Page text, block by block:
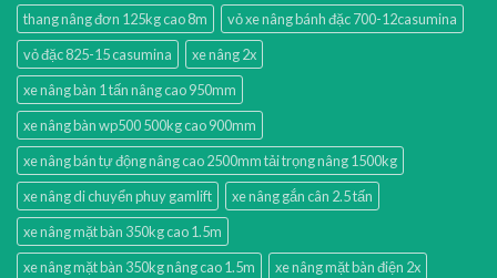
thang nâng đơn 125kg cao 8m
vỏ xe nâng bánh đặc 700-12casumina
vỏ đặc 825-15 casumina
xe nâng 2x
xe nâng bàn 1 tấn nâng cao 950mm
xe nâng bàn wp500 500kg cao 900mm
xe nâng bán tự động nâng cao 2500mm tải trọng nâng 1500kg
xe nâng di chuyển phuy gamlift
xe nâng gắn cân 2.5 tấn
xe nâng mặt bàn 350kg cao 1.5m
xe nâng mặt bàn 350kg nâng cao 1.5m
xe nâng mặt bàn điện 2x